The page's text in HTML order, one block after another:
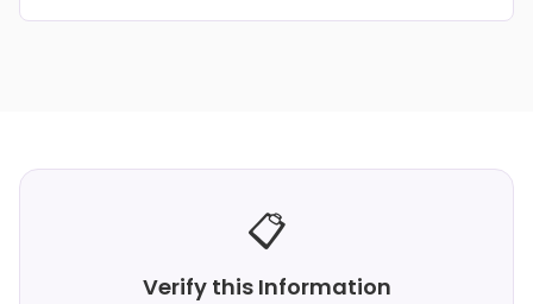
📋
Verify this Information